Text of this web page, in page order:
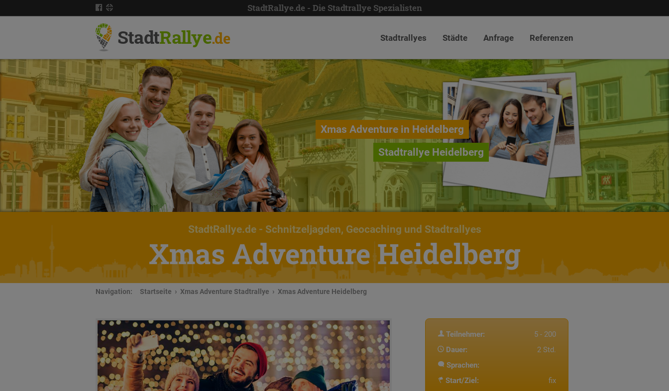
StadtRallye.de - Die Stadtrallye Spezialisten
StadtRallye.de Stadtrallyes Städte Anfrage Referenzen
Xmas Adventure in Heidelberg
Stadtrallye Heidelberg
StadtRallye.de- Schnitzeljagden, Geocaching und Stadtrallyes
Xmas Adventure Heidelberg
Navigation: Startseite Xmas Adventure Stadtrallye Xmas Adventure Heidelberg
Teilnehmer:
5 - 200
Dauer:
2 Std.
Sprachen:
Start/Ziel:
fix